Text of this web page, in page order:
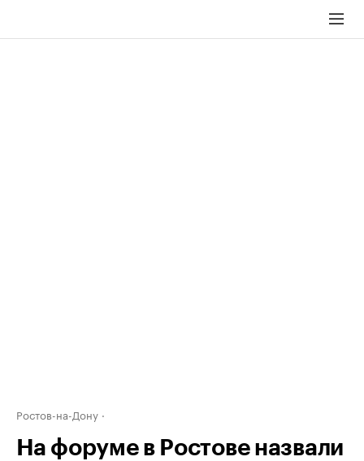
Ростов-на-Дону
На форуме в Ростове назвали